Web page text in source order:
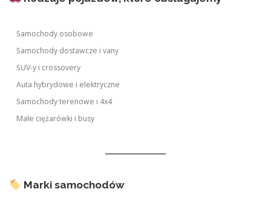
Samochody osobowe
Samochody dostawcze i vany
SUV-y i crossovery
Auta hybrydowe i elektryczne
Samochody terenowe i 4x4
Małe ciężarówki i busy
Marki samochodów